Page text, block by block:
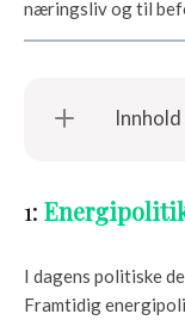
næringsliv og til
Innhold
1:
I dagens politiske
Framtidig